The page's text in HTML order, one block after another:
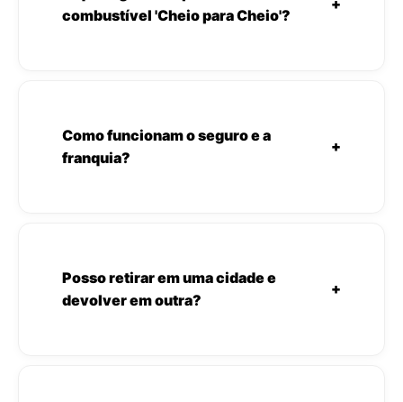
combustível 'Cheio para Cheio'?
+
Como funcionam o seguro e a
franquia?
+
Posso retirar em uma cidade e
devolver em outra?
+